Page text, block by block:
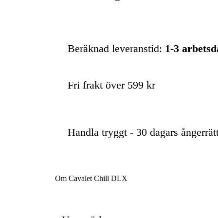
Beräknad leveranstid: 1-3
Fri frakt över 599 kr
Handla tryggt - 30 dagars
Om Cavalet Chill DLX